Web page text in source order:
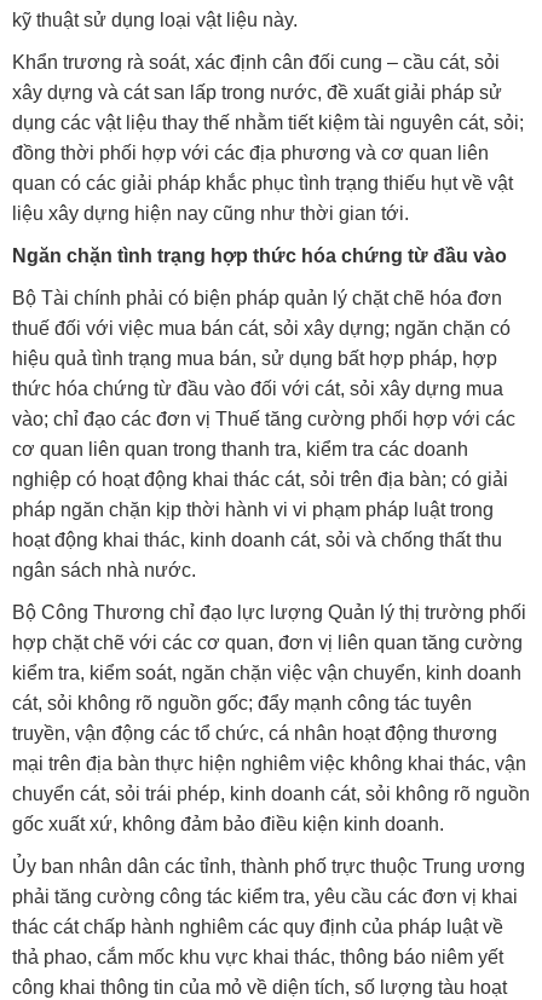
kỹ thuật sử dụng loại vật liệu này.
Khẩn trương rà soát, xác định cân đối cung – cầu cát, sỏi
xây dựng và cát san lấp trong nước, đề xuất giải pháp sử
dụng các vật liệu thay thế nhằm tiết kiệm tài nguyên cát, sỏi;
đồng thời phối hợp với các địa phương và cơ quan liên
quan có các giải pháp khắc phục tình trạng thiếu hụt về vật
liệu xây dựng hiện nay cũng như thời gian tới.
Ngăn chặn tình trạng hợp thức hóa chứng từ đầu vào
Bộ Tài chính phải có biện pháp quản lý chặt chẽ hóa đơn
thuế đối với việc mua bán cát, sỏi xây dựng; ngăn chặn có
hiệu quả tình trạng mua bán, sử dụng bất hợp pháp, hợp
thức hóa chứng từ đầu vào đối với cát, sỏi xây dựng mua
vào; chỉ đạo các đơn vị Thuế tăng cường phối hợp với các
cơ quan liên quan trong thanh tra, kiểm tra các doanh
nghiệp có hoạt động khai thác cát, sỏi trên địa bàn; có giải
pháp ngăn chặn kịp thời hành vi vi phạm pháp luật trong
hoạt động khai thác, kinh doanh cát, sỏi và chống thất thu
ngân sách nhà nước.
Bộ Công Thương chỉ đạo lực lượng Quản lý thị trường phối
hợp chặt chẽ với các cơ quan, đơn vị liên quan tăng cường
kiểm tra, kiểm soát, ngăn chặn việc vận chuyển, kinh doanh
cát, sỏi không rõ nguồn gốc; đẩy mạnh công tác tuyên
truyền, vận động các tổ chức, cá nhân hoạt động thương
mại trên địa bàn thực hiện nghiêm việc không khai thác, vận
chuyển cát, sỏi trái phép, kinh doanh cát, sỏi không rõ nguồn
gốc xuất xứ, không đảm bảo điều kiện kinh doanh.
Ủy ban nhân dân các tỉnh, thành phố trực thuộc Trung ương
phải tăng cường công tác kiểm tra, yêu cầu các đơn vị khai
thác cát chấp hành nghiêm các quy định của pháp luật về
thả phao, cắm mốc khu vực khai thác, thông báo niêm yết
công khai thông tin của mỏ về diện tích, số lượng tàu hoạt